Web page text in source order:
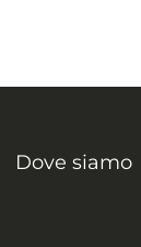
Dove siamo